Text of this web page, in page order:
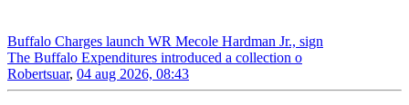
Buffalo Charges launch WR Mecole Hardman Jr., sign
The Buffalo Expenditures introduced a collection o
Robertsuar, 04 aug 2026, 08:43